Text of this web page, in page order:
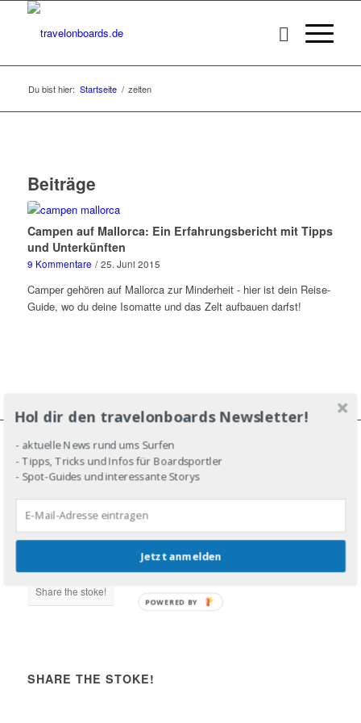
Du bist hier: Startseite / zelten
Beiträge
Campen auf Mallorca: Ein Erfahrungsbericht mit Tipps
und Unterkünften
9 Kommentare / 25. Juni 2015
Camper gehören auf Mallorca zur Minderheit - hier ist dein Reise-
Guide, wo du deine Isomatte und das Zelt aufbauen darfst!
JOIN THE LINE-UP!
Share the stoke!
SHARE THE STOKE!
Hol dir den travelonboards Newsletter!
- aktuelle News rund ums Surfen
- Tipps, Tricks und Infos für Boardsportler
- Spot-Guides und interessante Storys
Jetzt anmelden
POWERED BY